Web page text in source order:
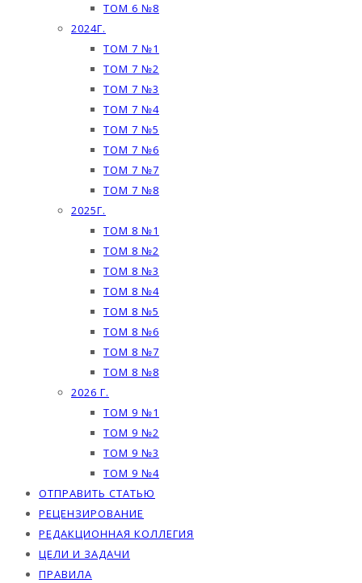
ТОМ 6 №8
2024Г.
ТОМ 7 №1
ТОМ 7 №2
ТОМ 7 №3
ТОМ 7 №4
ТОМ 7 №5
ТОМ 7 №6
ТОМ 7 №7
ТОМ 7 №8
2025Г.
ТОМ 8 №1
ТОМ 8 №2
ТОМ 8 №3
ТОМ 8 №4
ТОМ 8 №5
ТОМ 8 №6
ТОМ 8 №7
ТОМ 8 №8
2026 Г.
ТОМ 9 №1
ТОМ 9 №2
ТОМ 9 №3
ТОМ 9 №4
ОТПРАВИТЬ СТАТЬЮ
РЕЦЕНЗИРОВАНИЕ
РЕДАКЦИОННАЯ КОЛЛЕГИЯ
ЦЕЛИ И ЗАДАЧИ
ПРАВИЛА